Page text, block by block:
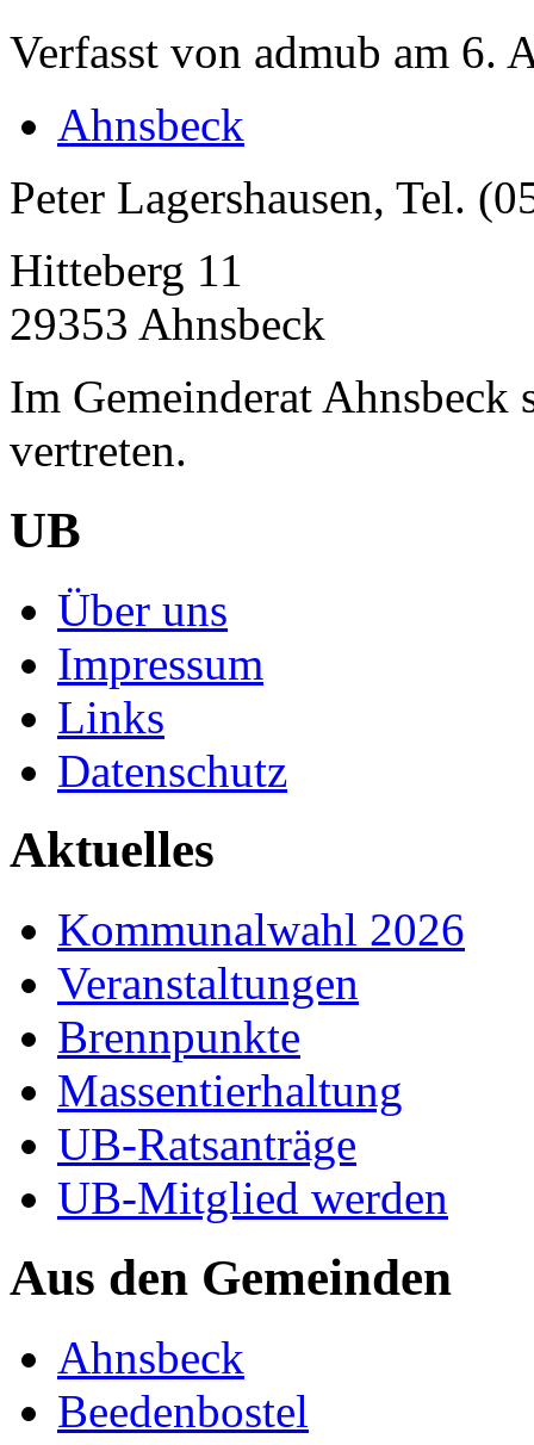
Verfasst von admub am 6.
Ahnsbeck
Peter Lagershausen, Tel.
Hitteberg 11
29353 Ahnsbeck
Im Gemeinderat
vertreten.
UB
Über uns
Impressum
Links
Datenschutz
Aktuelles
Kommunalwahl 2026
Veranstaltungen
Brennpunkte
Massentierhaltung
UB-Ratsanträge
UB-Mitglied werden
Aus den Gemeinden
Ahnsbeck
Beedenbostel